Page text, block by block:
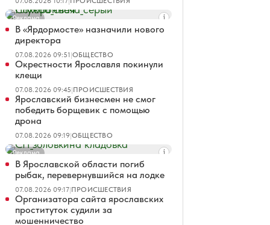
Реклама
В «Ярдормосте» назначили нового
директора
07.08.2026 09:51|ОБЩЕСТВО
Окрестности Ярославля покинули
клещи
07.08.2026 09:45|ПРОИСШЕСТВИЯ
Ярославский бизнесмен не смог
победить борщевик с помощью
дрона
07.08.2026 09:19|ОБЩЕСТВО
Реклама
В Ярославской области погиб
рыбак, перевернувшийся на лодке
07.08.2026 09:17|ПРОИСШЕСТВИЯ
Организатора сайта ярославских
проституток судили за
мошенничество